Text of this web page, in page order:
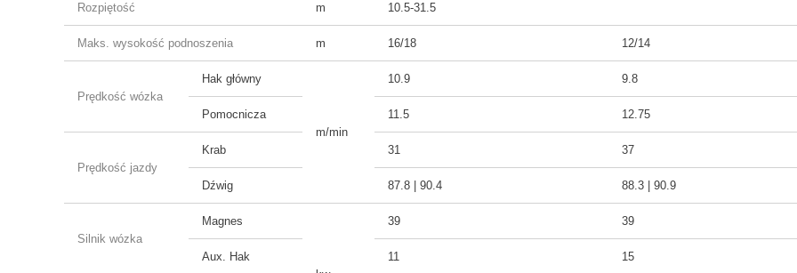
Rozpiętość m 10.5-31.5
Maks. wysokość podnoszenia m 16/18 12/14
Prędkość wózka
Hak główny
m/min
10.9 9.8
Pomocnicza 11.5 12.75
Prędkość jazdy
Krab 31 37
Dźwig 87.8 | 90.4 88.3 | 90.9
Silnik wózka
Magnes 39 39
Aux. Hak 11 15